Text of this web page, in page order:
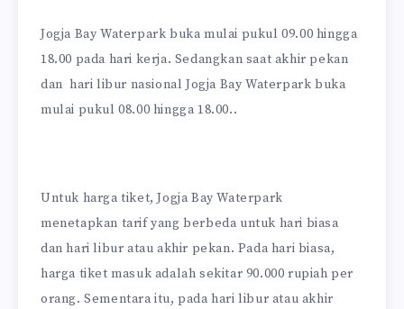
Jogja Bay Waterpark buka mulai pukul 09.00 hingga
18.00 pada hari kerja. Sedangkan saat akhir pekan
dan hari libur nasional Jogja Bay Waterpark buka
mulai pukul 08.00 hingga 18.00..
Untuk harga tiket, Jogja Bay Waterpark
menetapkan tarif yang berbeda untuk hari biasa
dan hari libur atau akhir pekan. Pada hari biasa,
harga tiket masuk adalah sekitar 90.000 rupiah per
orang. Sementara itu, pada hari libur atau akhir